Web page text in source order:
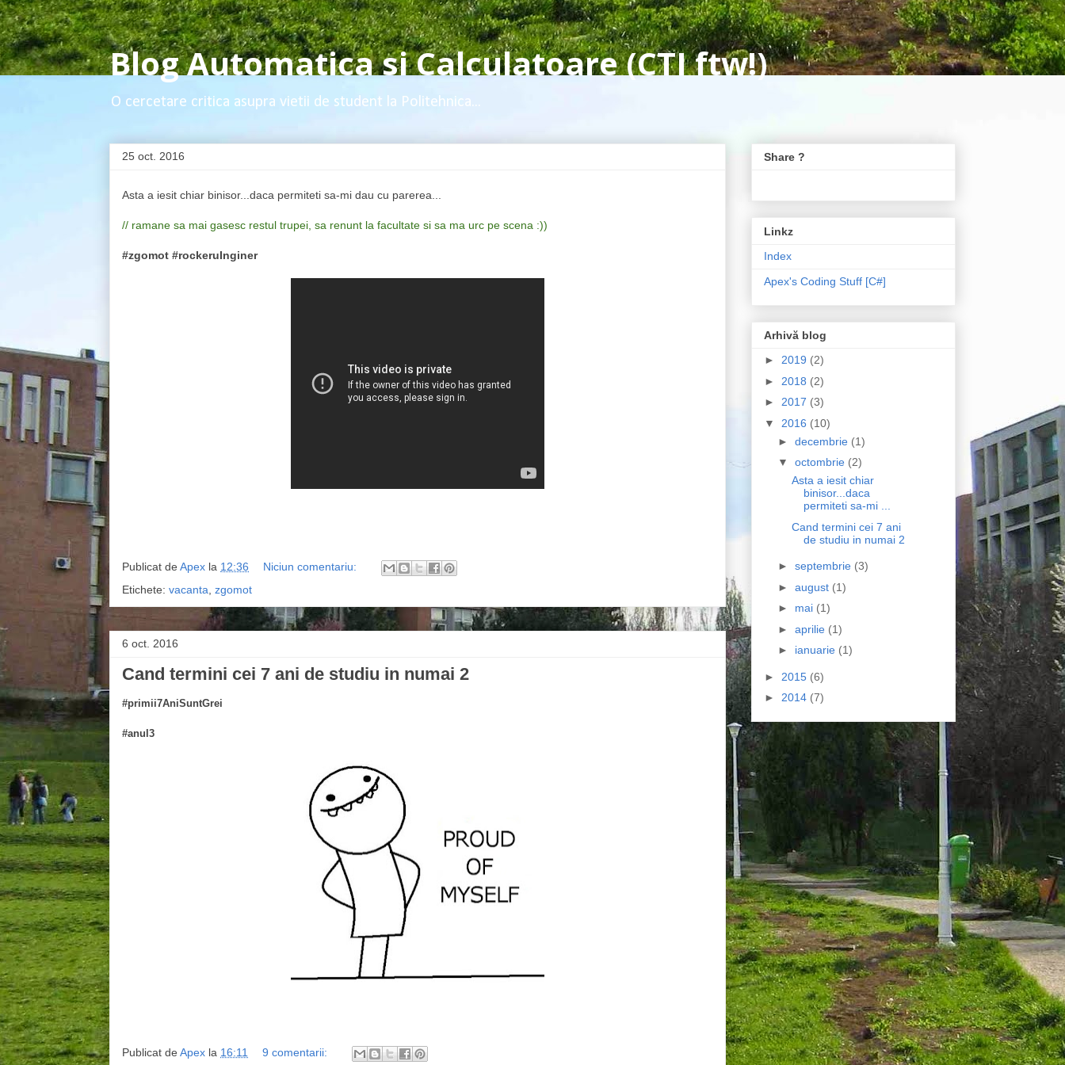
Blog Automatica si Calculatoare (CTI ftw!)
O cercetare critica asupra vietii de student la Politehnica...
25 oct. 2016
Asta a iesit chiar binisor...daca permiteti sa-mi dau cu parerea...
// ramane sa mai gasesc restul trupei, sa renunt la facultate si sa ma urc pe scena :))
#zgomot #rockeruInginer
Publicat de Apex la 12:36
Niciun comentariu:
Etichete: vacanta zgomot
6 oct. 2016
Cand termini cei 7 ani de studiu in numai 2
#primii7AniSuntGrei
#anul3
Publicat de Apex la 16:11 9 comentarii:
Share ?
Linkz
Index
Apex's Coding Stuff [C#]
Arhivă blog
► 2019 (2)
► 2018 (2)
► 2017 (3)
▼ 2016 (10)
► decembrie (1)
▼ octombrie (2)
Asta a iesit chiar
binisor...daca
permiteti sa-mi ...
Cand termini cei 7 ani
de studiu in numai 2
► septembrie (3)
► august (1)
► mai (1)
► aprilie (1)
► ianuarie (1)
► 2015 (6)
► 2014 (7)